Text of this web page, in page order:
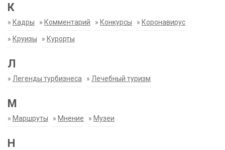
К
» Кадры » Комментарий » Конкурсы » Коронавирус
» Круизы » Курорты
Л
» Легенды турбизнеса » Лечебный туризм
М
» Маршруты » Мнение » Музеи
Н